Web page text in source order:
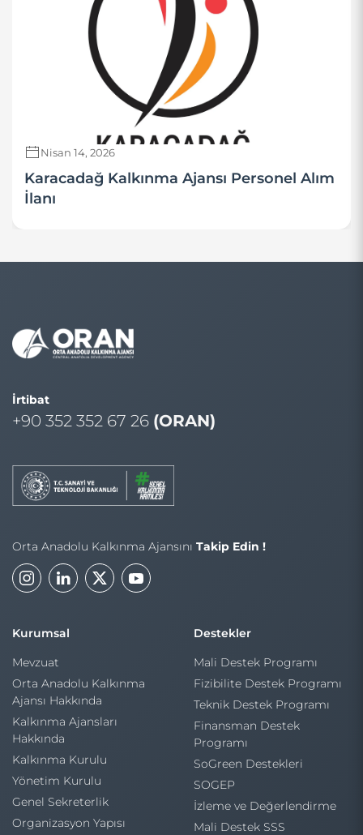
Nisan 14, 2026
Karacadağ Kalkınma Ajansı Personel Alım
İlanı
İrtibat
+90 352 352 67 26 (ORAN)
Orta Anadolu Kalkınma Ajansını Takip Edin !
Kurumsal
Mevzuat
Orta Anadolu Kalkınma
Ajansı Hakkında
Kalkınma Ajansları
Hakkında
Kalkınma Kurulu
Yönetim Kurulu
Genel Sekreterlik
Organizasyon Yapısı
Destekler
Mali Destek Programı
Fizibilite Destek Programı
Teknik Destek Programı
Finansman Destek
Programı
SoGreen Destekleri
SOGEP
İzleme ve Değerlendirme
Mali Destek SSS